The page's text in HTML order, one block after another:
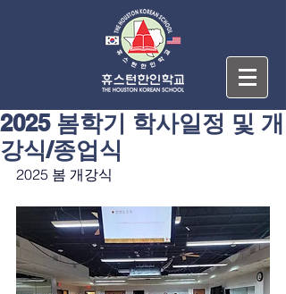
2025 봄학기 학사일정 및 개
강식/종업식
2025 봄 개강식